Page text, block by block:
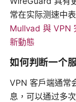
常在实际测速中
Mullvad 與 VPN
新動態
如何判断一个
VPN 客户端通常
息，可以通过多